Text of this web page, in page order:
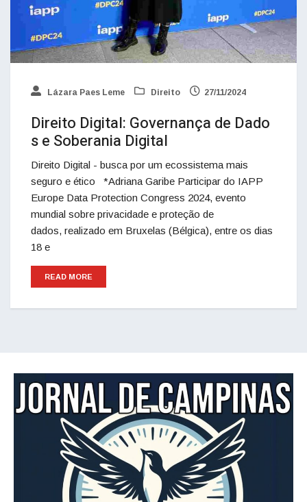
Lázara Paes Leme Direito 27/11/2024
Direito Digital: Governança de Dado
s e Soberania Digital
Direito Digital - busca por um ecossistema mais
seguro e ético *Adriana Garibe Participar do IAPP
Europe Data Protection Congress 2024, evento
mundial sobre privacidade e proteção de
dados, realizado em Bruxelas (Bélgica), entre os dias
18 e
READ MORE